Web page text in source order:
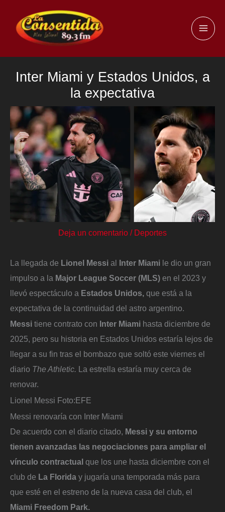
contenido
Inter Miami y Estados Unidos, a
la expectativa
Deja un comentario / Deportes
La llegada de Lionel Messi al Inter Miami le dio un gran
impulso a la Major League Soccer (MLS) en el 2023 y
llevó espectáculo a Estados Unidos, que está a la
expectativa de la continuidad del astro argentino.
Messi tiene contrato con Inter Miami hasta diciembre de
2025, pero su historia en Estados Unidos estaría lejos de
llegar a su fin tras el bombazo que soltó este viernes el
diario The Athletic. La estrella estaría muy cerca de
renovar.
Lionel Messi Foto:EFE
Messi renovaría con Inter Miami
De acuerdo con el diario citado, Messi y su entorno
tienen avanzadas las negociaciones para ampliar el
vínculo contractual que los une hasta diciembre con el
club de La Florida y jugaría una temporada más para
que esté en el estreno de la nueva casa del club, el
Miami Freedom Park.